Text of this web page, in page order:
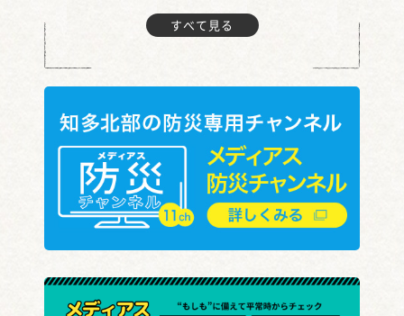
すべて見る